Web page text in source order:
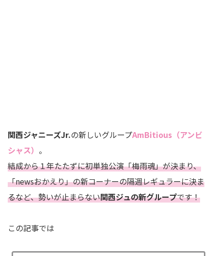
関西ジャニーズJr.の新しいグループAmBitious（アンビ
シャス） 。
結成から１年たたずに初単独公演「梅雨魂」が決まり、
「newsおかえり」の新コーナーの隔週レギュラーに決ま
るなど、勢いが止まらない関西ジュの新グループです！
この記事では